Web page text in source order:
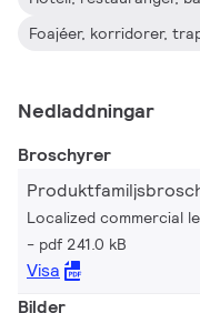
Nedladdningar
Broschyrer
Localized commercial
pdf 241.0 kB
Visa
Bilder